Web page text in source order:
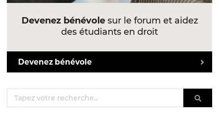
Devenez bénévolesur le forum et aidez
des étudiants en droit
Devenez bénévole